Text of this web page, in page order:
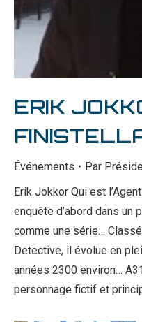
ERIK
Événements Par
Erik Jokkor Qui est
enquête d’abord dans un
comme une série…
Detective, il évolue en
années 2300 environ…
personnage fictif et